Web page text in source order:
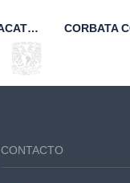
SUDADERA MARINO YACATECUHTLI FCA UNAM
CONTACTO